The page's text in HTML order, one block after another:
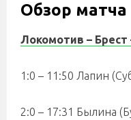
Обзор матча
Локомотив – Брест
1:0 – 11:50 Лапин
2:0 – 17:31 Былина